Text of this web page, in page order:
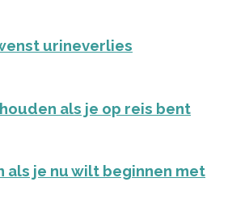
urineverlies
als je op reis bent
als je nu wilt beginnen met